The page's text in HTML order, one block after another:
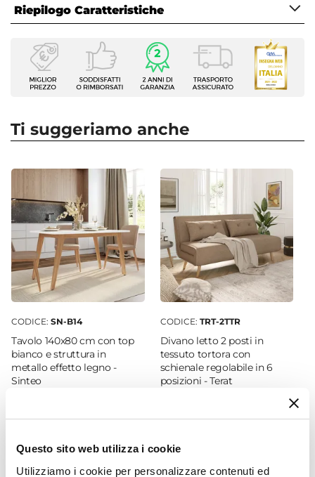
Questo sito web utilizza i cookie
Utilizziamo i cookie per personalizzare contenuti ed
Riepilogo Caratteristiche
Caratteristiche
Tipologia
Set di sedie
Numero Elementi
Dimensioni
46 x 51 cm
Altezza
84,7 cm
Materiale Gambe
Metallo
Materiale Seduta
Legno
Colore Seduta
Bianco
Ti suggeriamo anche
CODICE: SN-B14
Tavolo 140x80 cm con top
bianco e struttura in
metallo effetto legno -
Sinteo
CODICE: TRT-2TTR
Divano letto 2 posti in
tessuto tortora con
schienale regolabile in 6
posizioni - Terat